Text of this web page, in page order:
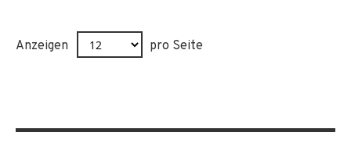
Anzeigen pro Seite